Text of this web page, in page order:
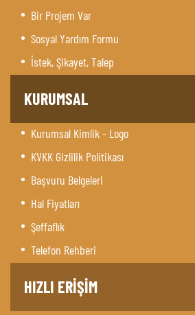
Bir Projem Var
Sosyal Yardım Formu
İstek, Şikayet, Talep
KURUMSAL
Kurumsal Kimlik - Logo
KVKK Gizlilik Politikası
Başvuru Belgeleri
Hal Fiyatları
Şeffaflık
Telefon Rehberi
HIZLI ERİŞİM